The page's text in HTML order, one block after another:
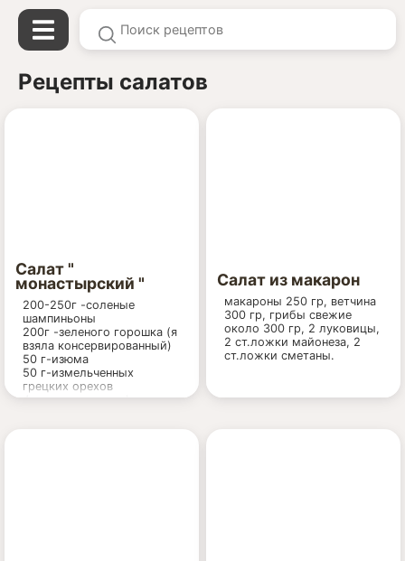
Рецепты салатов
Салат "
монастырский "
200-250г -соленые
шампиньоны
200г -зеленого горошка (я
взяла консервированный)
50 г-изюма
50 г-измельченных
грецких орехов
4 -вареных картофелины
Салат из макарон
макароны 250 гр, ветчина
300 гр, грибы свежие
около 300 гр, 2 луковицы,
2 ст.ложки майонеза, 2
ст.ложки сметаны.